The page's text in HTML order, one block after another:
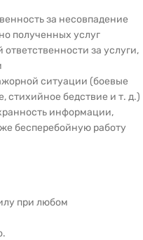
за несовпадение
полученных услуг
за услуги,
ситуации (боевые
стихийное бедствие и т. д.)
информации,
бесперебойную работу
при любом